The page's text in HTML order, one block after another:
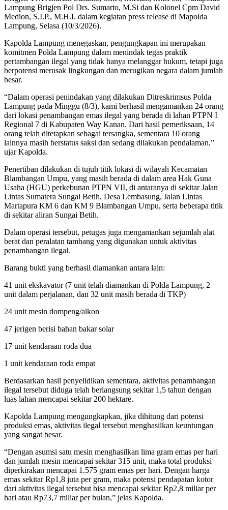
Lampung Brigjen Pol Drs. Sumarto, M.Si dan Kolonel Cpm David
Medion, S.I.P., M.H.I. dalam kegiatan press release di Mapolda
Lampung, Selasa (10/3/2026).
Kapolda Lampung menegaskan, pengungkapan ini merupakan
komitmen Polda Lampung dalam menindak tegas praktik
pertambangan ilegal yang tidak hanya melanggar hukum, tetapi juga
berpotensi merusak lingkungan dan merugikan negara dalam jumlah
besar.
“Dalam operasi penindakan yang dilakukan Ditreskrimsus Polda
Lampung pada Minggu (8/3), kami berhasil mengamankan 24 orang
dari lokasi penambangan emas ilegal yang berada di lahan PTPN I
Regional 7 di Kabupaten Way Kanan. Dari hasil pemeriksaan, 14
orang telah ditetapkan sebagai tersangka, sementara 10 orang
lainnya masih berstatus saksi dan sedang dilakukan pendalaman,”
ujar Kapolda.
Penertiban dilakukan di tujuh titik lokasi di wilayah Kecamatan
Blambangan Umpu, yang masih berada di dalam area Hak Guna
Usaha (HGU) perkebunan PTPN VII, di antaranya di sekitar Jalan
Lintas Sumatera Sungai Betih, Desa Lembasung, Jalan Lintas
Martapura KM 6 dan KM 9 Blambangan Umpu, serta beberapa titik
di sekitar aliran Sungai Betih.
Dalam operasi tersebut, petugas juga mengamankan sejumlah alat
berat dan peralatan tambang yang digunakan untuk aktivitas
penambangan ilegal.
Barang bukti yang berhasil diamankan antara lain:
41 unit ekskavator (7 unit telah diamankan di Polda Lampung, 2
unit dalam perjalanan, dan 32 unit masih berada di TKP)
24 unit mesin dompeng/alkon
47 jerigen berisi bahan bakar solar
17 unit kendaraan roda dua
1 unit kendaraan roda empat
Berdasarkan hasil penyelidikan sementara, aktivitas penambangan
ilegal tersebut diduga telah berlangsung sekitar 1,5 tahun dengan
luas lahan mencapai sekitar 200 hektare.
Kapolda Lampung mengungkapkan, jika dihitung dari potensi
produksi emas, aktivitas ilegal tersebut menghasilkan keuntungan
yang sangat besar.
“Dengan asumsi satu mesin menghasilkan lima gram emas per hari
dan jumlah mesin mencapai sekitar 315 unit, maka total produksi
diperkirakan mencapai 1.575 gram emas per hari. Dengan harga
emas sekitar Rp1,8 juta per gram, maka potensi pendapatan kotor
dari aktivitas ilegal tersebut bisa mencapai sekitar Rp2,8 miliar per
hari atau Rp73,7 miliar per bulan,” jelas Kapolda.